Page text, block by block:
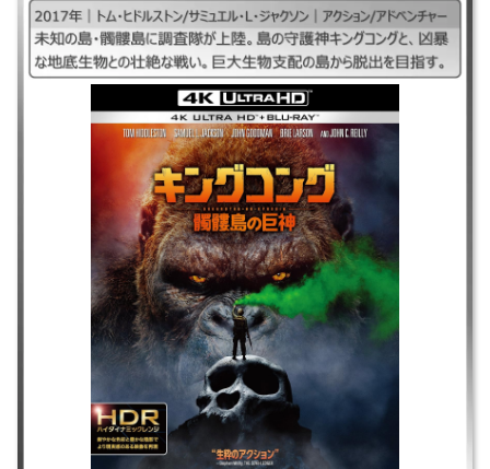
｜#キングコング髑髏島の巨神、#キングコングドクロ島の巨神、#キング
コング2017 ｜2017年｜トム・ヒドルストン/サミュエル・L・ジャクソン/
｜アクション/アドベンチャー ｜未知の島・髑髏島に調査隊が上陸。島の
守護神キングコングと、凶暴な地底生物との壮絶な戦い。巨大生物支配の
島から脱出を目指す。